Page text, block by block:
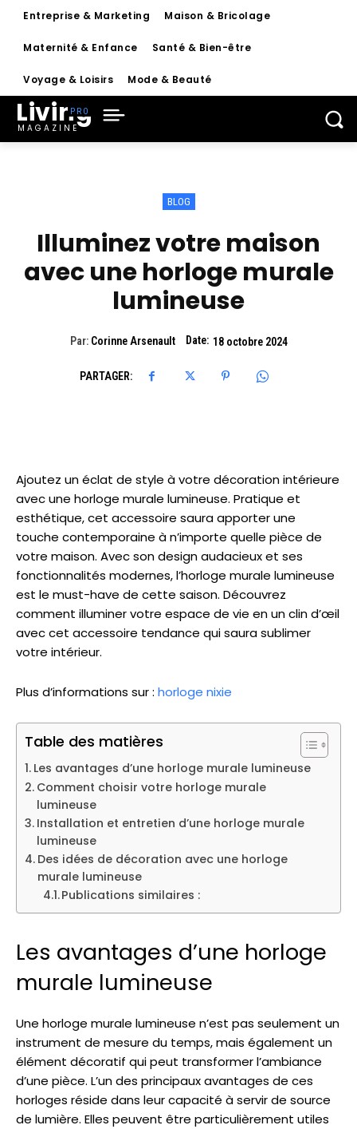
Entreprise & Marketing Maison & Bricolage
Maternité & Enfance Santé & Bien-être
Voyage & Loisirs Mode & Beauté
Living
MAGAZINE
BLOG
Illuminez votre maison
avec une horloge murale
lumineuse
Par: Corinne Arsenault Date: 18 octobre 2024
PARTAGER:
Ajoutez un éclat de style à votre décoration intérieure
avec une horloge murale lumineuse. Pratique et
esthétique, cet accessoire saura apporter une
touche contemporaine à n’importe quelle pièce de
votre maison. Avec son design audacieux et ses
fonctionnalités modernes, l’horloge murale lumineuse
est le must-have de cette saison. Découvrez
comment illuminer votre espace de vie en un clin d’œil
avec cet accessoire tendance qui saura sublimer
votre intérieur.
Plus d’informations sur : horloge nixie
Table des matières
Les avantages d’une horloge murale lumineuse
Comment choisir votre horloge murale
lumineuse
Installation et entretien d’une horloge murale
lumineuse
Des idées de décoration avec une horloge
murale lumineuse
Publications similaires :
Les avantages d’une horloge
murale lumineuse
Une horloge murale lumineuse n’est pas seulement un
instrument de mesure du temps, mais également un
élément décoratif qui peut transformer l’ambiance
d’une pièce. L’un des principaux avantages de ces
horloges réside dans leur capacité à servir de source
de lumière. Elles peuvent être particulièrement utiles